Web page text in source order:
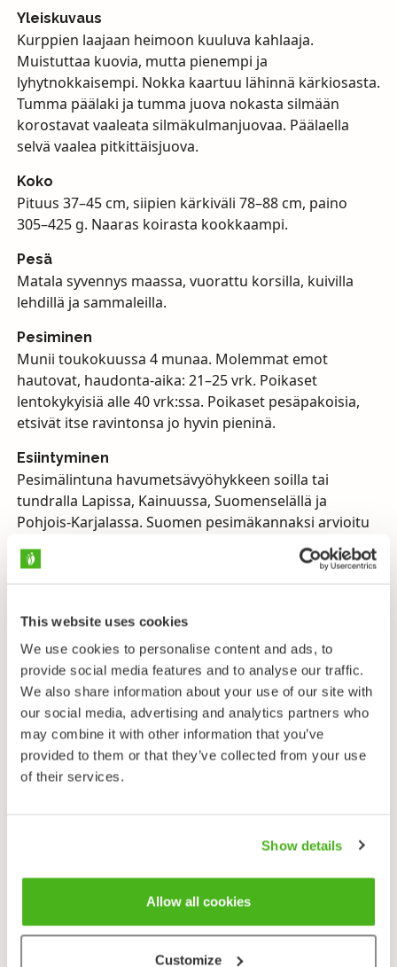
This website uses cookies
We use cookies to personalise content and ads, to
provide social media features and to analyse our traffic.
We also share information about your use of our site with
our social media, advertising and analytics partners who
may combine it with other information that you’ve
provided to them or that they’ve collected from your use
of their services.
Show details
Allow all cookies
Customize
Yleiskuvaus
Kurppien laajaan heimoon kuuluva kahlaaja.
Muistuttaa kuovia, mutta pienempi ja
lyhytnokkaisempi. Nokka kaartuu lähinnä kärkiosasta.
Tumma päälaki ja tumma juova nokasta silmään
korostavat vaaleata silmäkulmanjuovaa. Päälaella
selvä vaalea pitkittäisjuova.
Koko
Pituus 37–45 cm, siipien kärkiväli 78–88 cm, paino
305–425 g. Naaras koirasta kookkaampi.
Pesä
Matala syvennys maassa, vuorattu korsilla, kuivilla
lehdillä ja sammaleilla.
Pesiminen
Munii toukokuussa 4 munaa. Molemmat emot
hautovat, haudonta-aika: 21–25 vrk. Poikaset
lentokykyisiä alle 40 vrk:ssa. Poikaset pesäpakoisia,
etsivät itse ravintonsa jo hyvin pieninä.
Esiintyminen
Pesimälintuna havumetsävyöhykkeen soilla tai
tundralla Lapissa, Kainuussa, Suomenselällä ja
Pohjois-Karjalassa. Suomen pesimäkannaksi arvioitu
puolivälistä syyskuun alkuun, kevätmuutto
(huhti–)toukokuussa. Talvehtii Länsi-Afrikassa.
Ravinto
Selkärangattomat eläimet.
Ääni
Nopea ”kjy-jy-jy-jy-jy-jy”.
pienempi, nokka on lyhyempi ja kärkiosasta jyrkästi
taipunut. Pikkukuovilla on päälaella kaksi tummaa
pitkittäisraitaa (puuttuvat kuovilta). Puku on